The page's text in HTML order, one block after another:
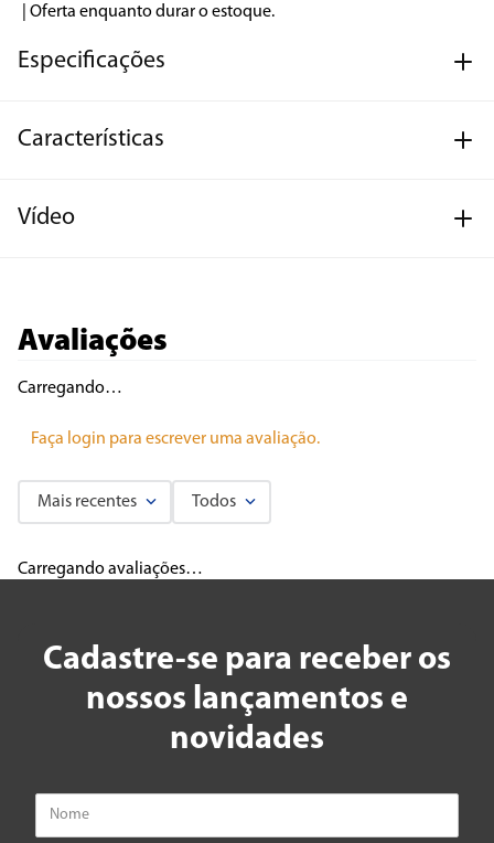
| Oferta enquanto durar o estoque.
Especificações
Características
Vídeo
Avaliações
Carregando…
Faça login para escrever uma avaliação.
Mais recentes Todos
Carregando avaliações…
Cadastre-se para receber os
nossos lançamentos e
novidades